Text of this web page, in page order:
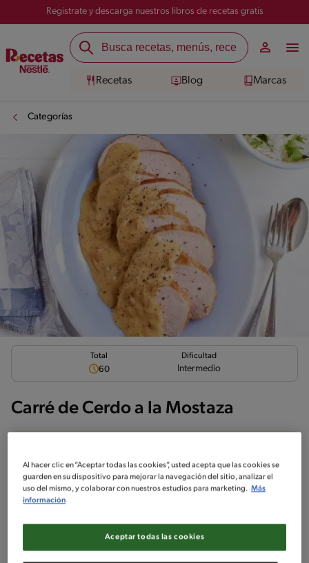
Registrate y descarga nuestros libros de recetas gratis
Recetas Blog Marcas
Categorías
Total
60
Dificultad
Intermedio
Carré de Cerdo a la Mostaza
Ingredientes ¡A cocinar! Comentarios
No incluido en la receta
Sin nueces de árbol Sin maní
Sin pescado
Al hacer clic en “Aceptar todas las cookies”, usted acepta que las cookies se
guarden en su dispositivo para mejorar la navegación del sitio, analizar el
uso del mismo, y colaborar con nuestros estudios para marketing. Más
información
Aceptar todas las cookies